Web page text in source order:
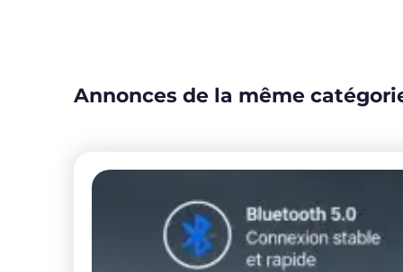
Annonces de la même